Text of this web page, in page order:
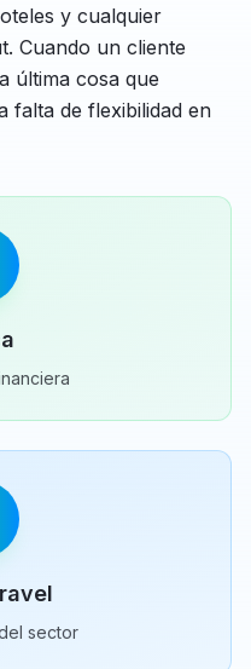
y cualquier
Cuando un cliente
última cosa que
falta de flexibilidad en
sector